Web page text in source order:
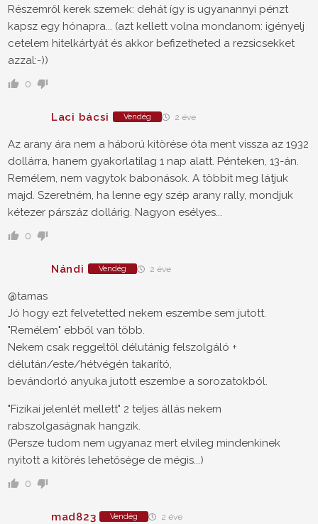
Részemről kerek szemek: dehát így is ugyanannyi pénzt
kapsz egy hónapra... (azt kellett volna mondanom: igényelj
cetelem hitelkártyát és akkor befizetheted a rezsicsekket
azzal:-))
0
Laci bácsi Vendég 2 éve
Az arany ára nem a háború kitörése óta ment vissza az 1932
dollárra, hanem gyakorlatilag 1 nap alatt. Pénteken, 13-án.
Remélem, nem vagytok babonások. A többit meg látjuk
majd. Szeretném, ha lenne egy szép arany rally, mondjuk
kétezer párszáz dollárig. Nagyon esélyes...
0
Nándi Vendég 2 éve
@tamas
Jó hogy ezt felvetetted nekem eszembe sem jutott.
"Remélem" ebből van több.
Nekem csak reggeltől délutánig felszolgáló +
délután/este/hétvégén takarító,
bevándorló anyuka jutott eszembe a sorozatokból.
"Fizikai jelenlét mellett" 2 teljes állás nekem
rabszolgaságnak hangzik.
(Persze tudom nem ugyanaz mert elvileg mindenkinek
nyitott a kitörés lehetősége de mégis...)
0
mad823 Vendég 2 éve